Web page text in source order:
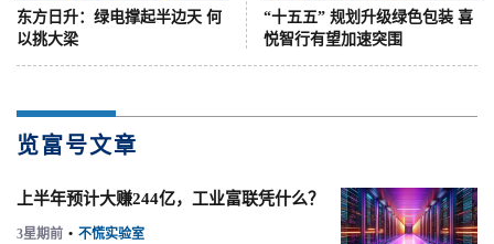
东方日升：绿电撑起半边天 何
以挑大梁
“十五五” 规划升级绿色包装 喜
悦智行有望加速突围
览富号文章
上半年预计大赚244亿，工业富联凭什么？
3星期前 • 不慌实验室